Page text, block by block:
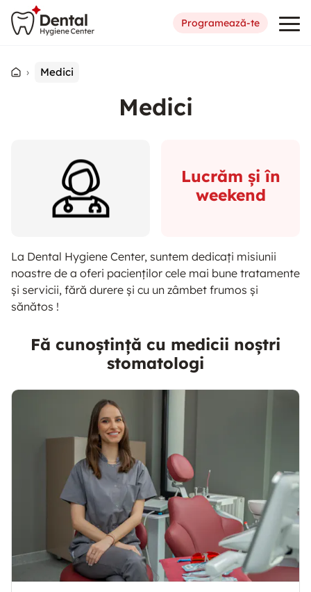
Programează-te
› Medici
Medici
Lucrăm și în
weekend
La Dental Hygiene Center, suntem dedicați misiunii
noastre de a oferi pacienților cele mai bune tratamente
și servicii, fără durere și cu un zâmbet frumos și
sănătos !
Fă cunoștință cu medicii noștri
stomatologi